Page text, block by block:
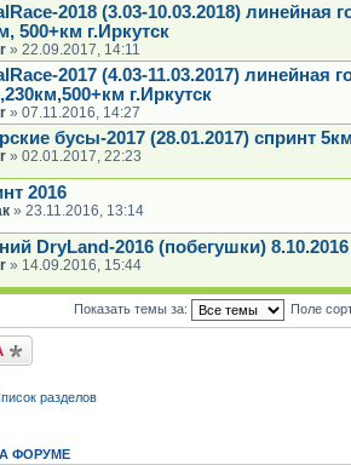
2018 (3.03-10.03.2018) линейная
500+км г.Иркутск
» 22.09.2017, 14:11
2017 (4.03-11.03.2017) линейная
г.Иркутск
» 07.11.2016, 14:27
бусы-2017 (28.01.2017) спринт
» 02.01.2017, 22:23
2016
» 23.11.2016, 13:14
DryLand-2016 (побегушки) 8.10.2016
» 14.09.2016, 15:44
Показать темы за: Поле
разделов
ФОРУМЕ